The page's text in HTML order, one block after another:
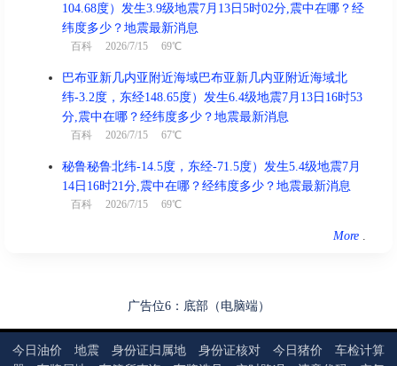
104.68度）发生3.9级地震7月13日5时02分,震中在哪？经
纬度多少？地震最新消息
百科 2026/7/15 69℃
巴布亚新几内亚附近海域巴布亚新几内亚附近海域北
纬-3.2度，东经148.65度）发生6.4级地震7月13日16时53
分,震中在哪？经纬度多少？地震最新消息
百科 2026/7/15 67℃
秘鲁秘鲁北纬-14.5度，东经-71.5度）发生5.4级地震7月
14日16时21分,震中在哪？经纬度多少？地震最新消息
百科 2026/7/15 69℃
More
广告位6：底部（电脑端）
今日油价 地震 身份证归属地 身份证核对 今日猪价
车检计算